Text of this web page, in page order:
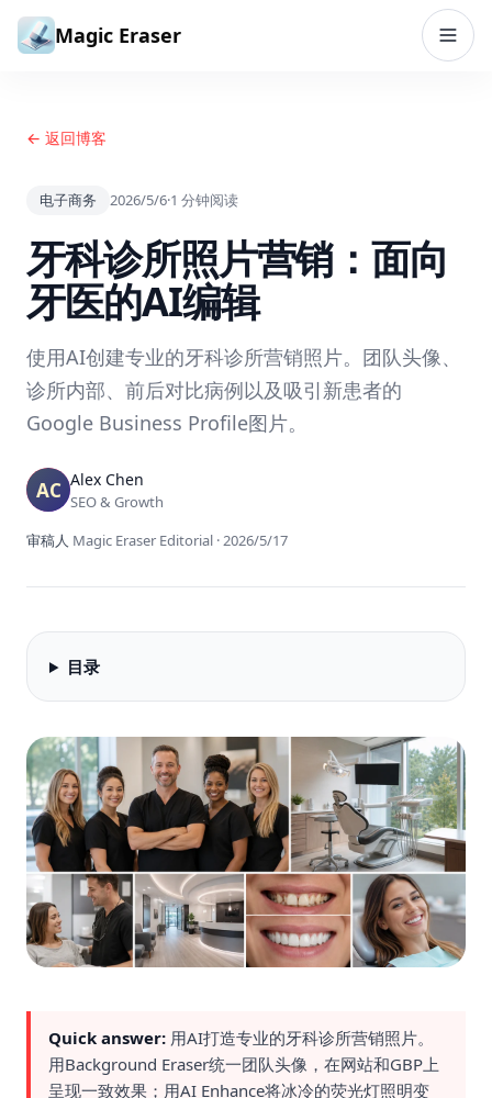
跳到内容
Magic Eraser
← 返回博客
电子商务 2026/5/6·1 分钟阅读
牙科诊所照片营销：面向
牙医的AI编辑
使用AI创建专业的牙科诊所营销照片。团队头像、
诊所内部、前后对比病例以及吸引新患者的
Google Business Profile图片。
Alex Chen
SEO & Growth
审稿人 Magic Eraser Editorial ·2026/5/17
目录
Quick answer: 用AI打造专业的牙科诊所营销照片。
用Background Eraser统一团队头像，在网站和GBP上
呈现一致效果；用AI Enhance将冰冷的荧光灯照明变